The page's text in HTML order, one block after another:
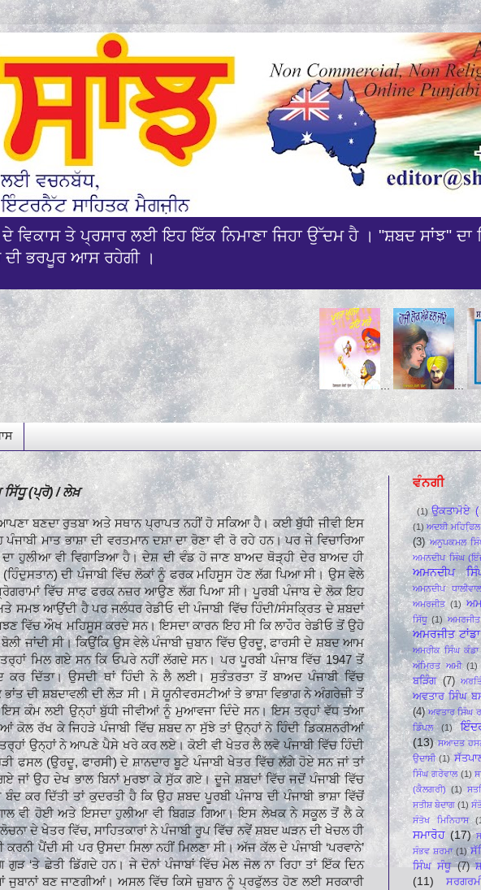
ਤੇ ਪ੍ਰਸਾਰ ਲਈ ਇਹ ਇੱਕ ਨਿਮਾਣਾ ਜਿਹਾ ਉੱਦਮ ਹੈ । "ਸ਼ਬਦ ਸਾਂਝ" ਦਾ
ਦੀ ਭਰਪੂਰ ਆਸ ਰਹੇਗੀ ।
... ... ...
ਸਿੱਧੂ (ਪ੍ਰੋ) / ਲੇਖ਼
ਬਣਦਾ ਰੁਤਬਾ ਅਤੇ ਸਥਾਨ ਪ੍ਰਾਪਤ ਨਹੀਂ ਹੋ ਸਕਿਆ ਹੈ। ਕਈ ਬੁੱਧੀ ਜੀਵੀ ਇਸ
ਮਾਤ ਭਾਸ਼ਾ ਦੀ ਵਰਤਮਾਨ ਦਸ਼ਾ ਦਾ ਰੋਣਾ ਵੀ ਰੋ ਰਹੇ ਹਨ। ਪਰ ਜੇ ਵਿਚਾਰਿਆ
ਦਾ ਹੁਲੀਆ ਵੀ ਵਿਗਾੜਿਆ ਹੈ। ਦੇਸ਼ ਦੀ ਵੰਡ ਹੋ ਜਾਣ ਬਾਅਦ ਥੋੜ੍ਹੀ ਦੇਰ ਬਾਅਦ ਹੀ
(ਹਿੰਦੁਸਤਾਨ) ਦੀ ਪੰਜਾਬੀ ਵਿੱਚ ਲੋਕਾਂ ਨੂੰ ਫਰਕ ਮਹਿਸੂਸ ਹੋਣ ਲੱਗ ਪਿਆ ਸੀ। ਉਸ ਵੇਲੇ
ਵਿੱਚ ਸਾਫ ਫਰਕ ਨਜ਼ਰ ਆਉਣ ਲੱਗ ਪਿਆ ਸੀ। ਪੂਰਬੀ ਪੰਜਾਬ ਦੇ ਲੋਕ ਇਹ
ਸਮਝ ਆਉਂਦੀ ਹੈ ਪਰ ਜਲੰਧਰ ਰੇਡੀਓ ਦੀ ਪੰਜਾਬੀ ਵਿੱਚ ਹਿੰਦੀ/ਸੰਸਕ੍ਰਿਤ ਦੇ ਸ਼ਬਦਾਂ
ਵਿੱਚ ਔਖ ਮਹਿਸੂਸ ਕਰਦੇ ਸਨ। ਇਸਦਾ ਕਾਰਨ ਇਹ ਸੀ ਕਿ ਲਾਹੌਰ ਰੇਡੀਓ ਤੋਂ ਉਹੋ
ਜਾਂਦੀ ਸੀ। ਕਿਉਂਕਿ ਉਸ ਵੇਲੇ ਪੰਜਾਬੀ ਜ਼ੁਬਾਨ ਵਿੱਚ ਉਰਦੂ, ਫਾਰਸੀ ਦੇ ਸ਼ਬਦ ਆਮ
ਮਿਲ ਗਏ ਸਨ ਕਿ ਓਪਰੇ ਨਹੀਂ ਲੱਗਦੇ ਸਨ। ਪਰ ਪੂਰਬੀ ਪੰਜਾਬ ਵਿੱਚ 1947 ਤੋਂ
ਕਰ ਦਿੱਤਾ। ਉਸਦੀ ਥਾਂ ਹਿੰਦੀ ਨੇ ਲੈ ਲਈ। ਸੁਤੰਤਰਤਾ ਤੋਂ ਬਾਅਦ ਪੰਜਾਬੀ ਵਿੱਚ
ਦੀ ਸ਼ਬਦਾਵਲੀ ਦੀ ਲੋੜ ਸੀ। ਸੋ ਯੂਨੀਵਰਸਟੀਆਂ ਤੇ ਭਾਸ਼ਾ ਵਿਭਾਗ ਨੇ ਅੰਗਰੇਜ਼ੀ ਤੋਂ
ਇਸ ਕੰਮ ਲਈ ਉਨ੍ਹਾਂ ਬੁੱਧੀ ਜੀਵੀਆਂ ਨੂੰ ਮੁਆਵਜਾ ਦਿੰਦੇ ਸਨ। ਇਸ ਤਰ੍ਹਾਂ ਵੱਧ ਤਂਆ
ਕੋਲ ਰੱਖ ਕੇ ਜਿਹੜੇ ਪੰਜਾਬੀ ਵਿੱਚ ਸ਼ਬਦ ਨਾ ਸੁੱਝੇ ਤਾਂ ਉਨ੍ਹਾਂ ਨੇ ਹਿੰਦੀ ਡਿਕਸ਼ਨਰੀਆਂ
ਉਨ੍ਹਾਂ ਨੇ ਆਪਣੇ ਪੈਸੇ ਖਰੇ ਕਰ ਲਏ। ਕੋਈ ਵੀ ਖੇਤਰ ਲੈ ਲਵੋ ਪੰਜਾਬੀ ਵਿੱਚ ਹਿੰਦੀ
(ਉਰਦੂ, ਫਾਰਸੀ) ਦੇ ਸ਼ਾਨਦਾਰ ਬੂਟੇ ਪੰਜਾਬੀ ਖੇਤਰ ਵਿੱਚ ਲੱਗੇ ਹੋਏ ਸਨ ਜਾਂ ਤਾਂ
ਜਾਂ ਉਹ ਦੇਖ ਭਾਲ ਬਿਨਾਂ ਮੁਰਝਾ ਕੇ ਸੁੱਕ ਗਏ। ਦੂਜੇ ਸ਼ਬਦਾਂ ਵਿੱਚ ਜਦੋਂ ਪੰਜਾਬੀ ਵਿੱਚ
ਕਰ ਦਿੱਤੀ ਤਾਂ ਕੁਦਰਤੀ ਹੈ ਕਿ ਉਹ ਸ਼ਬਦ ਪੂਰਬੀ ਪੰਜਾਬ ਦੀ ਪੰਜਾਬੀ ਭਾਸ਼ਾ ਵਿੱਚੋਂ
ਵੀ ਹੋਈ ਅਤੇ ਇਸਦਾ ਹੁਲੀਆ ਵੀ ਬਿਗੜ ਗਿਆ। ਇਸ ਲੇਖਕ ਨੇ ਸਕੂਲ ਤੋਂ ਲੈ ਕੇ
ਦੇ ਖੇਤਰ ਵਿੱਚ, ਸਾਹਿਤਕਾਰਾਂ ਨੇ ਪੰਜਾਬੀ ਰੂਪ ਵਿੱਚ ਨਵੇਂ ਸ਼ਬਦ ਘੜਨ ਦੀ ਖੇਚਲ ਹੀ
ਪੈਂਦੀ ਸੀ ਪਰ ਉਸਦਾ ਸਿਲਾ ਨਹੀਂ ਮਿਲਣਾ ਸੀ। ਅੱਜ ਕੱਲ ਦੇ ਪੰਜਾਬੀ ‘ਪਰਵਾਨੇ’
‘ਤੇ ਛੇਤੀ ਡਿੱਗਦੇ ਹਨ। ਜੇ ਦੋਨਾਂ ਪੰਜਾਬਾਂ ਵਿੱਚ ਮੇਲ ਜੋਲ ਨਾ ਰਿਹਾ ਤਾਂ ਇੱਕ ਦਿਨ
ਜੁਬਾਨਾਂ ਬਣ ਜਾਣਗੀਆਂ। ਅਸਲ ਵਿੱਚ ਕਿਸੇ ਜ਼ੁਬਾਨ ਨੂੰ ਪ੍ਰਫੁੱਲਤ ਹੋਣ ਲਈ ਸਰਕਾਰੀ
ਵੰਨਗੀ
(1) ਉਕਤਾਮੋਏ (
(1) ਅਦਬੀ ਮਹਿਫਿ਼ਲ
(3) ਅਨੂਪਕਮਲ
ਅਮਨਦੀਪ ਸਿੰਘ
ਅਮਨਦੀਪ
ਅਮਨਦੀਪ
ਅਮਰਜੀਤ (1)
ਸਿੱਧੂ (1)
ਅਮਰਜੀਤ
ਅਮਰੀਕ ਸਿੰਘ ਕੰਡਾ
ਅੰਮ੍ਰਿਤ ਅਮੀ (1)
ਬੜਿੰਗ (7)
ਅਵਤਾਰ ਸਿੰਘ
(4) ਅਵਤਾਰ ਸਿੰਘ
ਡਿੰਪਲ
(1)
(13) ਸਆਦਤ
ਉਦਾਸੀ (1)
ਸਿੰਘ ਗਰੇਵਾਲ (1)
(ਕੈਲਗਰੀ) (1)
ਸਤੀਸ਼ ਬੇਦਾਗ (1)
ਸੰਤੋਖ ਮਿਨਿਹਾਸ
ਸਮਾਰੋਹ (17)
ਸੰਭਵ ਸ਼ਰਮਾ (1)
ਸਿੰਘ ਸੰਧੂ (7)
(11)